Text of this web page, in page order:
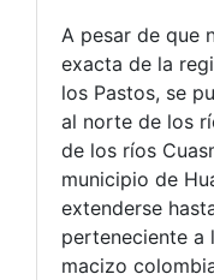
A pesar de que
exacta de la
los Pastos, se
al norte de los
de los ríos
municipio de
extenderse
perteneciente a
macizo